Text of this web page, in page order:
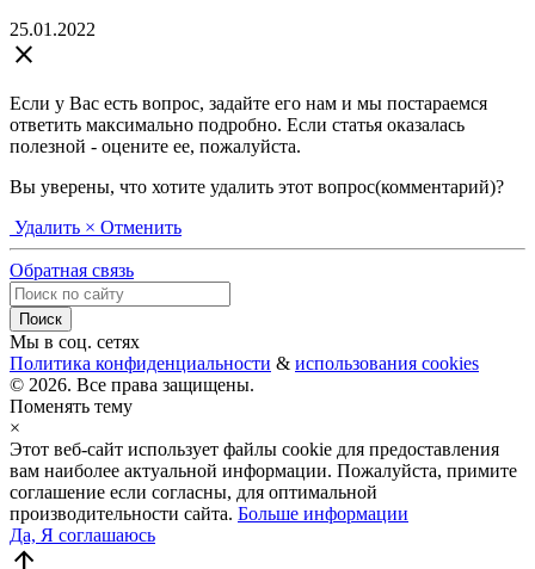
25.01.2022
close
Если у Вас есть вопрос, задайте его нам и мы постараемся
ответить максимально подробно. Если статья оказалась
полезной - оцените ее, пожалуйста.
Вы уверены, что хотите удалить этот вопрос(комментарий)?
Удалить × Отменить
Обратная связь
Мы в соц. сетях
Политика конфиденциальности & использования cookies
© 2026. Все права защищены.
Поменять тему
×
Этот веб-сайт использует файлы cookie для предоставления
вам наиболее актуальной информации. Пожалуйста, примите
соглашение если согласны, для оптимальной
производительности сайта. Больше информации
Да, Я соглашаюсь
arrow_upward